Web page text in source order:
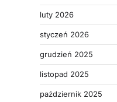
luty 2026
styczeń 2026
grudzień 2025
listopad 2025
październik 2025